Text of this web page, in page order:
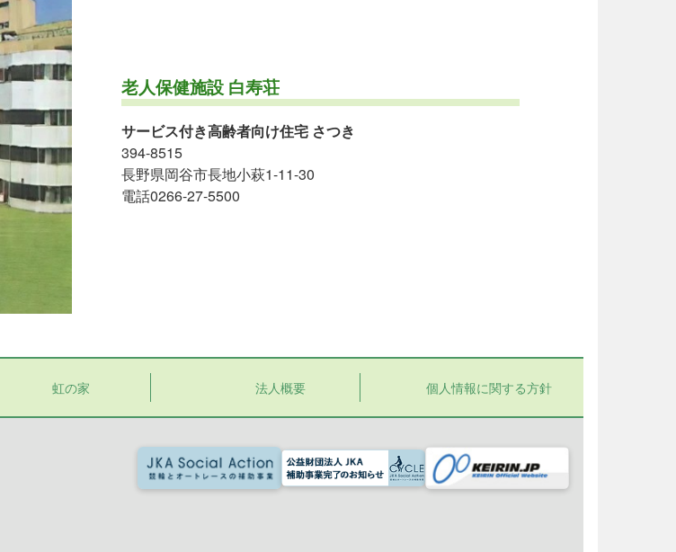
老人保健施設 白寿荘
サービス付き高齢者向け住宅 さつき
394-8515
長野県岡谷市長地小萩1-11-30
電話0266-27-5500
虹の家 法人概要 個人情報に関する方針